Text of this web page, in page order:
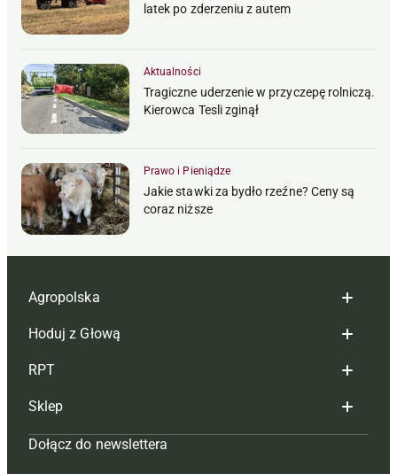
latek po zderzeniu z autem
Aktualności
Tragiczne uderzenie w przyczepę rolniczą.
Kierowca Tesli zginął
Prawo i Pieniądze
Jakie stawki za bydło rzeźne? Ceny są
coraz niższe
Agropolska
Redakcja
Reklama
Tagi
Mapa serwisu
Hoduj z Głową
Hoduj z głową bydło
Hoduj z głową świnie
Prenumerata
RPT
Redakcja
Prenumerata
Sklep
Czasopisma i prenumerata
Dołącz do newslettera